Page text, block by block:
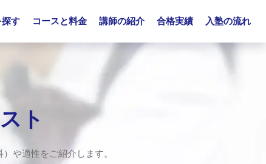
す コースと料金 講師の紹介 合格実績 入塾の流れ
ト
や適性をご紹介します。